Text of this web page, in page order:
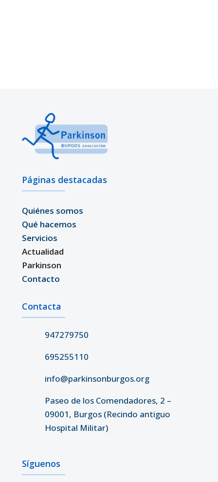
Páginas destacadas
Quiénes somos
Qué hacemos
Servicios
Actualidad
Parkinson
Contacto
Contacta
947279750
695255110
info@parkinsonburgos.org
Paseo de los Comendadores, 2 –
09001, Burgos (Recindo antiguo
Hospital Militar)
Síguenos